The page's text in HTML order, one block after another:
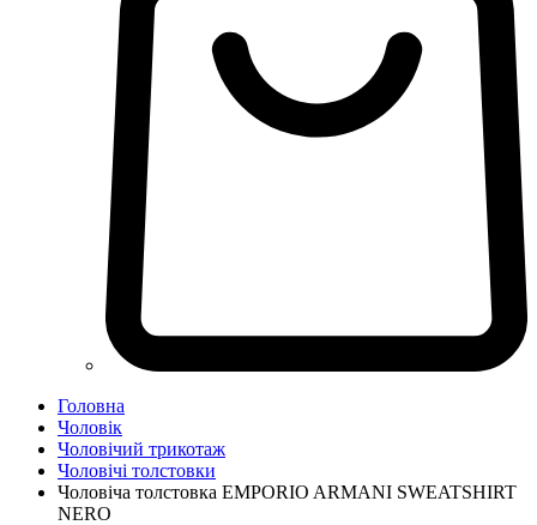
Головна
Чоловік
Чоловічий трикотаж
Чоловічі толстовки
Чоловіча толстовка EMPORIO ARMANI SWEATSHIRT
NERO